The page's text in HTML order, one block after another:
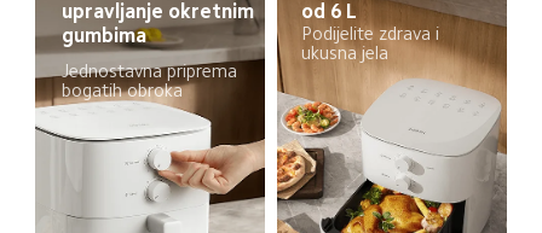
upravljanje okretnim
gumbima
Jednostavna priprema
bogatih obroka
od 6 L
Podijelite zdrava i
ukusna jela